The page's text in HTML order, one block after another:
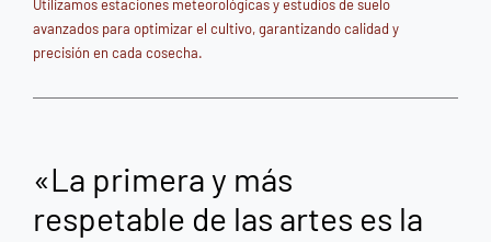
Utilizamos estaciones meteorológicas y estudios de suelo
avanzados para optimizar el cultivo, garantizando calidad y
precisión en cada cosecha.
«La primera y más
respetable de las artes es la